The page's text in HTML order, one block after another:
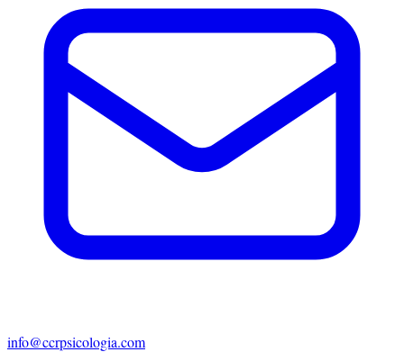
info@ccrpsicologia.com